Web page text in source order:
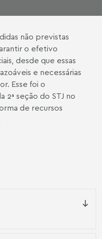
não previstas
o efetivo
desde que essas
e necessárias
Esse foi o
seção do STJ no
de recursos